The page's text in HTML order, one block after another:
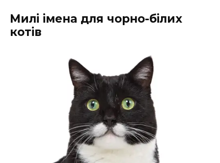
Милі імена для чорно-білих
котів